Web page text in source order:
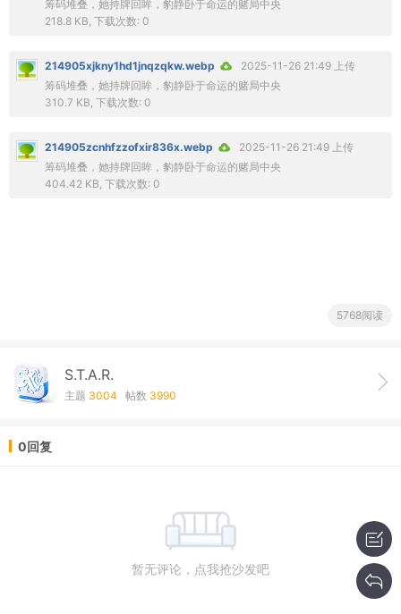
筹码堆叠，她持牌回眸，豹静卧于命运的赌局中央
218.8 KB, 下载次数: 0
214905xjkny1hd1jnqzqkw.webp
2025-11-26 21:49 上传
筹码堆叠，她持牌回眸，豹静卧于命运的赌局中央
310.7 KB, 下载次数: 0
214905zcnhfzzofxir836x.webp
2025-11-26 21:49 上传
筹码堆叠，她持牌回眸，豹静卧于命运的赌局中央
404.42 KB, 下载次数: 0
5768阅读
S.T.A.R.
主题 3004 帖数 3990
0回复
暂无评论，点我抢沙发吧